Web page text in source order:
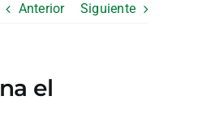
Anterior Siguiente
el